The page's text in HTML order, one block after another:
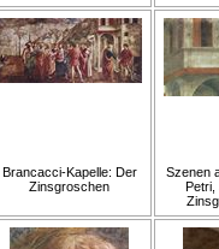
Brancacci-Kapelle: Der
Zinsgroschen
Szenen
Petri,